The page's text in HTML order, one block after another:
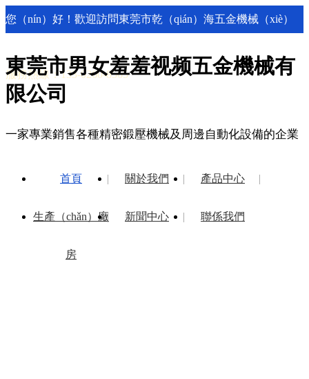
您（nín）好！歡迎訪問東莞市乾（qián）海五金機械（xiè）
服務熱線：133-0260-8565
東莞市男女羞羞视频五金機械有
限公司
一家專業銷售各種精密鍛壓機械及周邊自動化設備的企業
首頁 關於我們 產品中心
生產（chǎn）廠
房
新聞中心 聯係我們